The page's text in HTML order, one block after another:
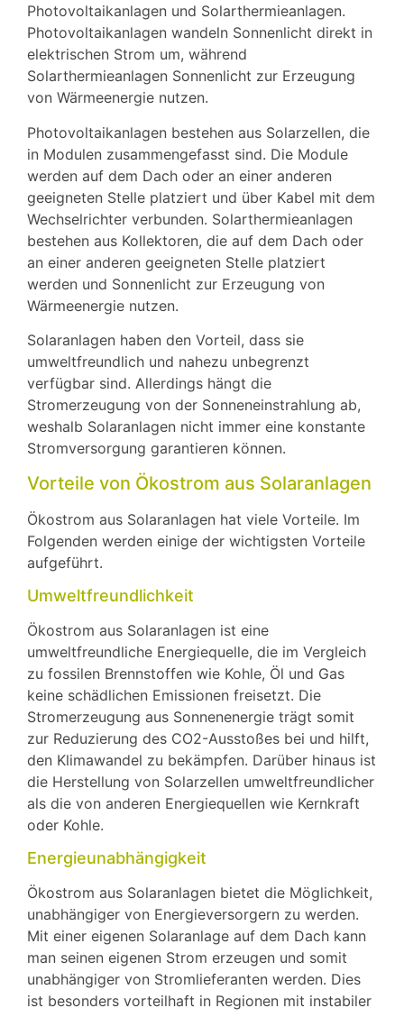
Photovoltaikanlagen und Solarthermieanlagen.
Photovoltaikanlagen wandeln Sonnenlicht direkt in
elektrischen Strom um, während
Solarthermieanlagen Sonnenlicht zur Erzeugung
von Wärmeenergie nutzen.
Photovoltaikanlagen bestehen aus Solarzellen, die
in Modulen zusammengefasst sind. Die Module
werden auf dem Dach oder an einer anderen
geeigneten Stelle platziert und über Kabel mit dem
Wechselrichter verbunden. Solarthermieanlagen
bestehen aus Kollektoren, die auf dem Dach oder
an einer anderen geeigneten Stelle platziert
werden und Sonnenlicht zur Erzeugung von
Wärmeenergie nutzen.
Solaranlagen haben den Vorteil, dass sie
umweltfreundlich und nahezu unbegrenzt
verfügbar sind. Allerdings hängt die
Stromerzeugung von der Sonneneinstrahlung ab,
weshalb Solaranlagen nicht immer eine konstante
Stromversorgung garantieren können.
Vorteile von Ökostrom aus Solaranlagen
Ökostrom aus Solaranlagen hat viele Vorteile. Im
Folgenden werden einige der wichtigsten Vorteile
aufgeführt.
Umweltfreundlichkeit
Ökostrom aus Solaranlagen ist eine
umweltfreundliche Energiequelle, die im Vergleich
zu fossilen Brennstoffen wie Kohle, Öl und Gas
keine schädlichen Emissionen freisetzt. Die
Stromerzeugung aus Sonnenenergie trägt somit
zur Reduzierung des CO2-Ausstoßes bei und hilft,
den Klimawandel zu bekämpfen. Darüber hinaus ist
die Herstellung von Solarzellen umweltfreundlicher
als die von anderen Energiequellen wie Kernkraft
oder Kohle.
Energieunabhängigkeit
Ökostrom aus Solaranlagen bietet die Möglichkeit,
unabhängiger von Energieversorgern zu werden.
Mit einer eigenen Solaranlage auf dem Dach kann
man seinen eigenen Strom erzeugen und somit
unabhängiger von Stromlieferanten werden. Dies
ist besonders vorteilhaft in Regionen mit instabiler